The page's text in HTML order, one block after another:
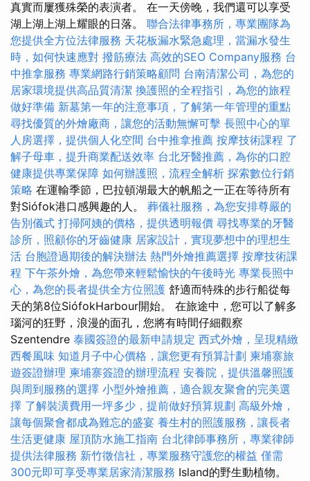
真實而屢獲殊榮的表演者。 在一天傍晚，我們還可以享受
湖上湖上湖上耀眼的日落。 聯合法律事務所，專業團隊為
您提供全方位法律服務 天花板漏水緊急處理，當漏水發生
時，如何快速應對 撥筋療法 高效的SEO Company服務 台
中推拿服務 專業網路行銷策略顧問 台南清潔公司，為您的
居家環境提供高品質清潔 換護照的全程指引，為您的旅程
做好準備 新墓第一年的注意事項，了解第一年管理的重點
尋找優質的外燴廠商，讓您的活動無懈可擊 長照中心的單
人房選擇，提供個人化空間 台中推拿推薦 按摩技術課程 了
解子母車，提升商業配送效率 台北牙醫推薦，為你的口腔
健康提供專業保障 如何辦護照，流程全解析 探索數位行銷
策略 在運輸季節，巴拉頓湖最大的帆船之一正在等待所有
對Siófok港口感興趣的人。 葬儀社服務，為您安排尊嚴的
告別儀式 打掃阿姨的價格，提供透明報價 尋找專業的牙醫
診所，照顧你的牙齒健康 居家設計，實現夢想中的理想生
活 台胞證過期後的解決辦法 熱門外燴推薦選擇 按摩技術課
程 下午茶外燴，為您帶來輕鬆愉快的午後時光 專業長照中
心，為您的長者提供全方位照護 舒適而特殊的步行船從每
天的第8位SiófokHarbour開始。 在旅途中，您可以了解多
瑙河的狂野，浪漫的面孔，您將有時間仔細觀察
Szentendre 泰國簽證的最新申請規定 西式外燴，呈現精緻
西餐風味 知道月子中心價格，讓您更有預算計劃 柬埔寨旅
遊簽證辦理 柬埔寨簽證的辦理流程 安養院，提供溫馨照護
與周到服務的選擇 小型外燴推薦，適合親友聚會的完美選
擇 了解裝潢費用一坪多少，提前做好預算規劃 高級外燴，
讓每個聚會都成為難忘的盛宴 養生村的照護服務，讓長者
生活更健康 屋頂防水施工指南 台北律師事務所，專業律師
提供法律服務 新竹徵信社，專業服務守護您的權益 僅需
300元即可享受專業居家清潔服務 Island的野生動植物。